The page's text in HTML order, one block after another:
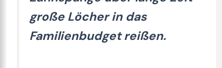
große Löcher in das
Familienbudget reißen.